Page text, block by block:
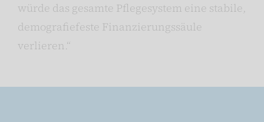
würde das gesamte Pflegesystem eine stabile,
demografiefeste Finanzierungssäule
verlieren.“